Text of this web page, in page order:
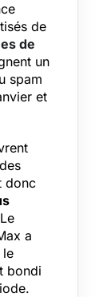
de
de
un
spam
et
donc
a
le
bondi